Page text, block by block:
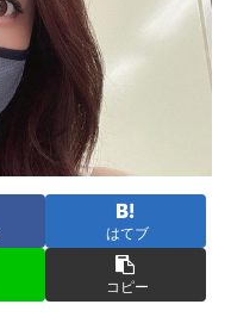
はてブ
コピー